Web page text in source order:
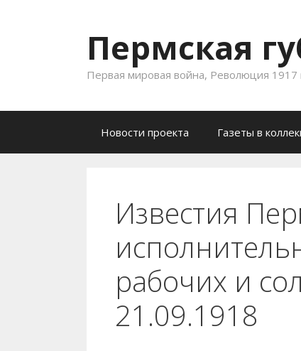
Пермская
Первая мировая война, Революция 1917
Новости проекта
Газеты в
Известия
рабочих и
21.09.1918